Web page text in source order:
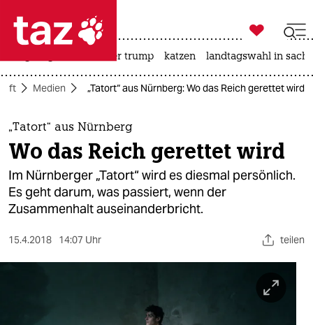
 taz zahl ich
taz zahl ich
themen
politik
öko

taz zahl ich
usa unter trump katzen landtagswahl in
Medien „Tatort“ aus Nürnberg: Wo das Reich gerettet wird
„Tatort“ aus Nürnberg
Wo das Reich gerettet wird
Im Nürnberger „Tatort“ wird es diesmal persönlich.
Es geht darum, was passiert, wenn der
Zusammenhalt auseinanderbricht.
15.4.2018 14:07 Uhr teilen